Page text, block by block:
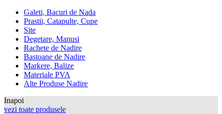
Galeti, Bacuri de Nada
Prastii, Catapulte, Cupe
Site
Degetare, Manusi
Rachete de Nadire
Bastoane de Nadire
Markere, Balize
Materiale PVA
Alte Produse Nadire
Inapoi
vezi toate produsele